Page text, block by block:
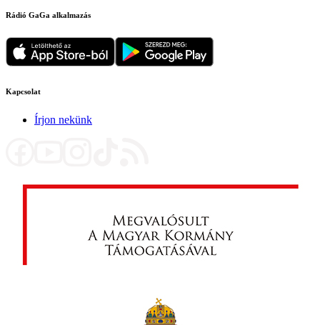
Rádió GaGa alkalmazás
Kapcsolat
Írjon nekünk